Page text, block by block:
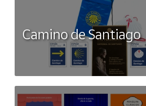
Camino de Santiago